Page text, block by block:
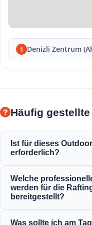
1 Denizli Zentrum
Häufig gestellte
Ist für dieses
erforderlich?
Ihnen während
vollständige
Welche
werden für die
bereitgestellt?
Was sollte ich am